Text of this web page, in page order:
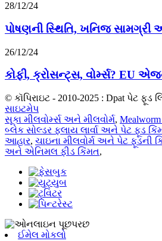
28/12/24
પોષણની સ્થિતિ, ખનિજ
26/12/24
કોફી, ક્રોસન્ટ્સ, વોર્મ્સ? EU
© કૉપિરાઇટ - 2010-2025 : Dpat પેટ ફૂડ
સાઇટમેપ
સૂકા મીલવોર્મ્સ અને મીલવોર્મ,
બ્લેક સોલ્ડર ફ્લાય લાર્વા અને પેટ ફૂડ
આહાર, ચાઇના મીલવોર્મ અને પેટ ફૂડની
અને એનિમલ ફીડ કિંમત,
ઈમેલ મોકલો